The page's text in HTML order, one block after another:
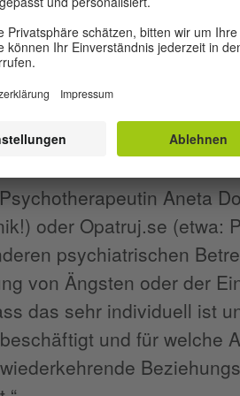
glaube ich nicht, dass es
sicher nicht für
Aneta
oder Opatruj.se (etwa:
psychiatrischen
von Ängsten oder der
das sehr individuell ist
und für welche